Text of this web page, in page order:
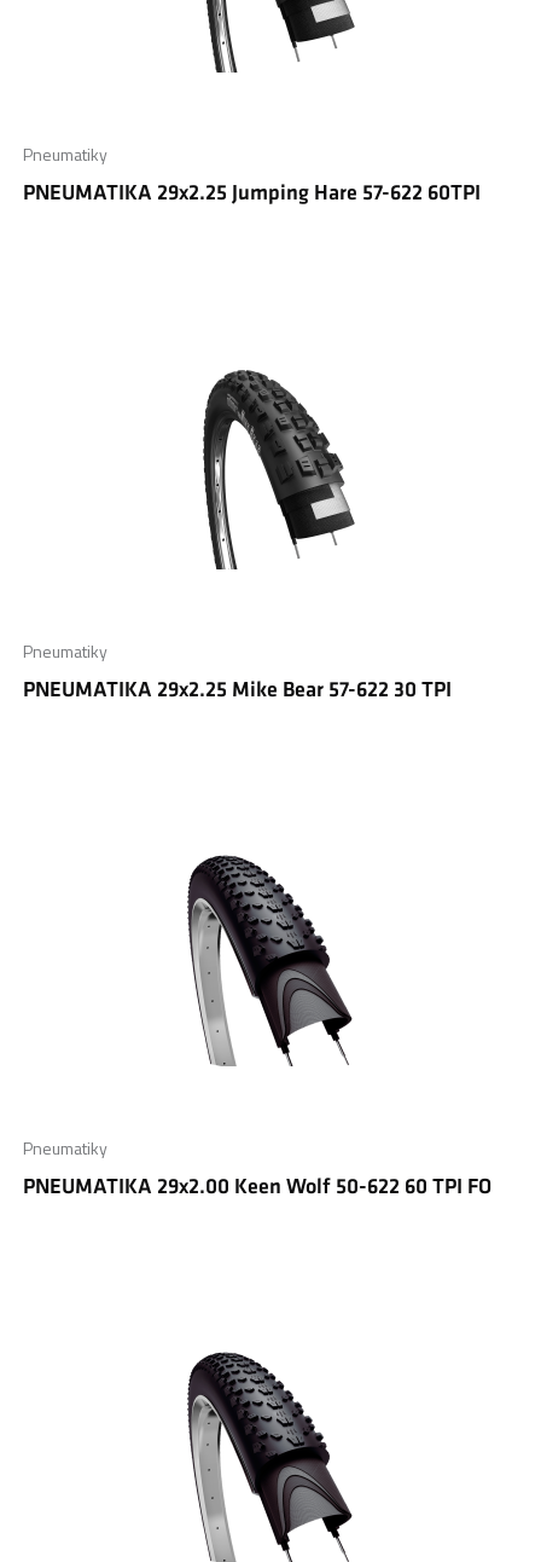
Pneumatiky
PNEUMATIKA 29x2.25 Jumping Hare 57-622 60TPI
Pneumatiky
PNEUMATIKA 29x2.25 Mike Bear 57-622 30 TPI
Pneumatiky
PNEUMATIKA 29x2.00 Keen Wolf 50-622 60 TPI FO